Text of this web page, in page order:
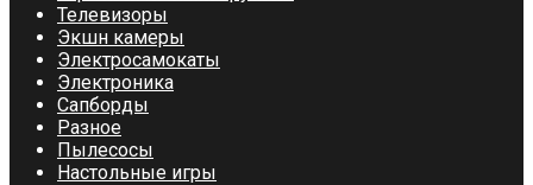
Телевизоры
Экшн камеры
Электросамокаты
Электроника
Сапборды
Разное
Пылесосы
Настольные игры